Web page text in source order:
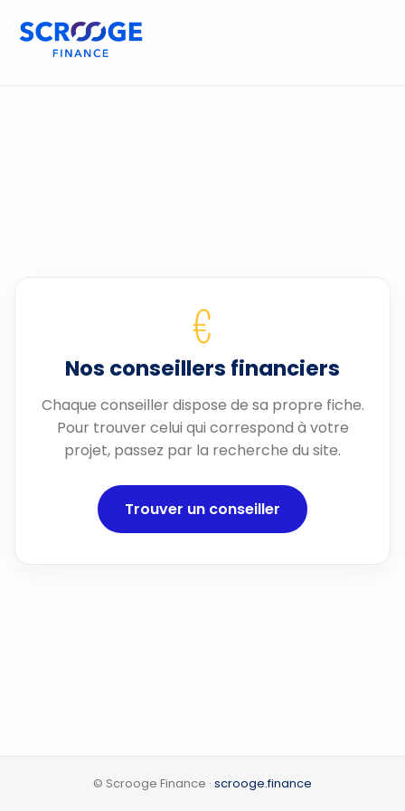
€
Nos conseillers financiers
Chaque conseiller dispose de sa propre fiche.
Pour trouver celui qui correspond à votre
projet, passez par la recherche du site.
Trouver un conseiller
© Scrooge Finance · scrooge.finance